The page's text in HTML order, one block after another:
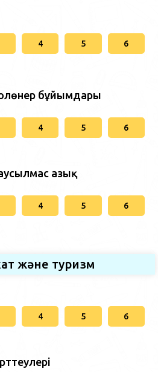
4 5 6
бұйымдары
4 5 6
азық
4 5 6
және туризм
4 5 6